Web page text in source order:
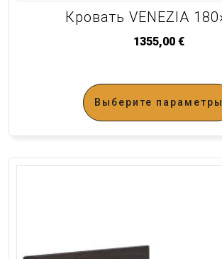
Кровать VENEZIA
1355,00 €
Выберите параметры